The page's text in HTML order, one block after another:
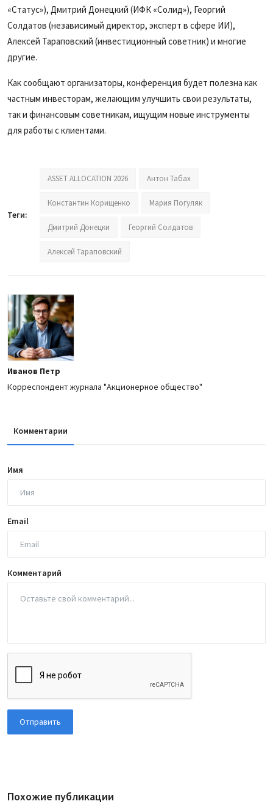
«Статус»), Дмитрий Донецкий (ИФК «Солид»), Георгий
Солдатов (независимый директор, эксперт в сфере ИИ),
Алексей Тараповский (инвестиционный советник) и многие
другие.
Как сообщают организаторы, конференция будет полезна как
частным инвесторам, желающим улучшить свои результаты,
так и финансовым советникам, ищущим новые инструменты
для работы с клиентами.
Теги:
ASSET ALLOCATION 2026 Антон Табах
Константин Корищенко Мария Погуляк
Дмитрий Донецки Георгий Солдатов
Алексей Тараповский
Иванов Петр
Корреспондент журнала "Акционерное общество"
Комментарии
Имя
Email
Комментарий
Отправить
Похожие публикации